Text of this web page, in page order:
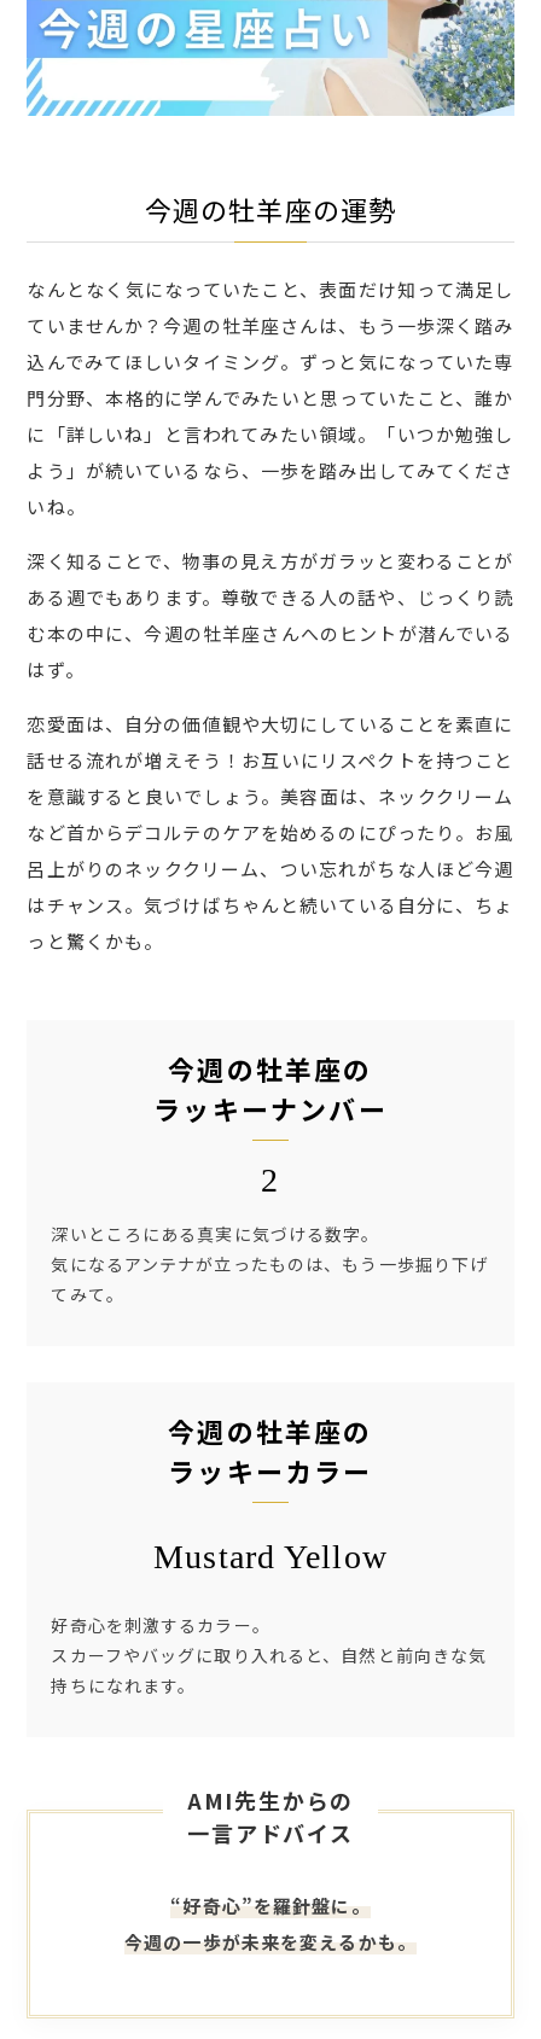
今週の牡羊座の運勢
なんとなく気になっていたこと、表面だけ知って満足し
ていませんか？今週の牡羊座さんは、もう一歩深く踏み
込んでみてほしいタイミング。ずっと気になっていた専
門分野、本格的に学んでみたいと思っていたこと、誰か
に「詳しいね」と言われてみたい領域。「いつか勉強し
よう」が続いているなら、一歩を踏み出してみてくださ
いね。
深く知ることで、物事の見え方がガラッと変わることが
ある週でもあります。尊敬できる人の話や、じっくり読
む本の中に、今週の牡羊座さんへのヒントが潜んでいる
はず。
恋愛面は、自分の価値観や大切にしていることを素直に
話せる流れが増えそう！お互いにリスペクトを持つこと
を意識すると良いでしょう。美容面は、ネッククリーム
など首からデコルテのケアを始めるのにぴったり。お風
呂上がりのネッククリーム、つい忘れがちな人ほど今週
はチャンス。気づけばちゃんと続いている自分に、ちょ
っと驚くかも。
今週の牡羊座の
ラッキーナンバー
2
深いところにある真実に気づける数字。
気になるアンテナが立ったものは、もう一歩掘り下げ
てみて。
今週の牡羊座の
ラッキーカラー
Mustard Yellow
好奇心を刺激するカラー。
スカーフやバッグに取り入れると、自然と前向きな気
持ちになれます。
AMI先生からの
一言アドバイス
“好奇心”を羅針盤に。
今週の一歩が未来を変えるかも。